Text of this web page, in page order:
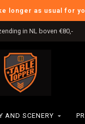
longer as usual for
in NL boven €80,-
AND SCENERY